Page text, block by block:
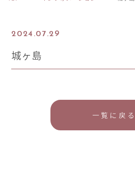
2024.07.29
城ヶ島
一覧に戻る